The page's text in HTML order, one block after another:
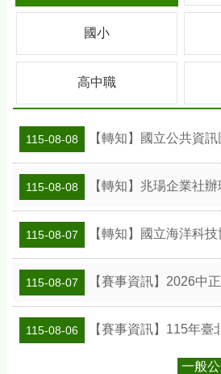
國小
高中職
115-08-08 【轉知】國立公共資訊圖書館辦理「國
115-08-08 【轉知】兆瑒企業社辦理
115-08-07 【轉知】國立海洋科技博物館辦理「漲潮時
115-08-07 【賽事資訊】2026中正盃決賽
115-08-06 【賽事資訊】115年臺北市
一般